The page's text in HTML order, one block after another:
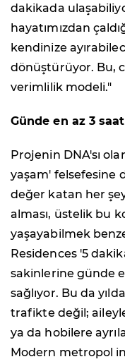
dakikada
hayatımızdan
kendinize
dönüştürüyor. Bu,
verimlilik modeli."
Günde en az 3
Projenin DNA'sı
yaşam' felsefesine
değer katan her
alması, üstelik bu
yaşayabilmek
Residences '5
sakinlerine günde
sağlıyor. Bu da
trafikte değil;
ya da hobilere
Modern metropol